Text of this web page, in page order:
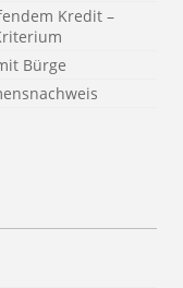
Kredit –
Bürge